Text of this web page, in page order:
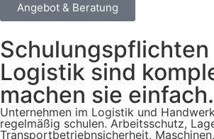
Angebot & Beratung
Schulungspflichten
Logistik sind
machen sie einfach.
Unternehmen im Logistik und
regelmäßig schulen. Arbeitsschutz,
Transportbetriebnsicherheit,